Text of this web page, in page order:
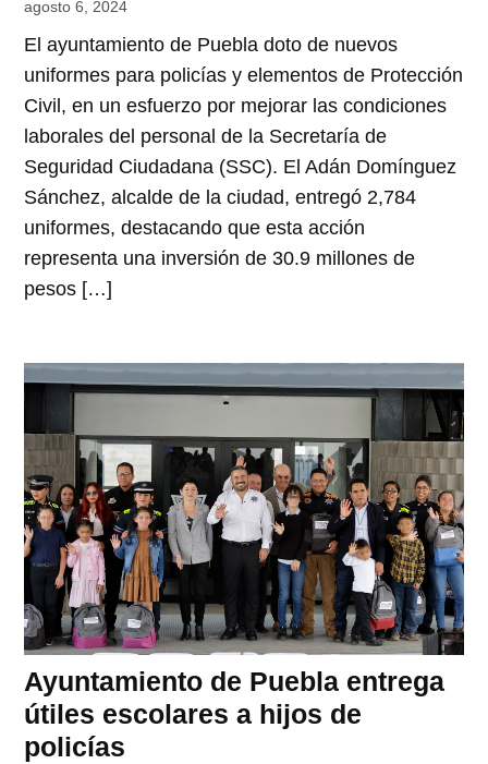
agosto 6, 2024
El ayuntamiento de Puebla doto de nuevos
uniformes para policías y elementos de Protección
Civil, en un esfuerzo por mejorar las condiciones
laborales del personal de la Secretaría de
Seguridad Ciudadana (SSC). El Adán Domínguez
Sánchez, alcalde de la ciudad, entregó 2,784
uniformes, destacando que esta acción
representa una inversión de 30.9 millones de
pesos […]
Ayuntamiento de Puebla entrega
útiles escolares a hijos de
policías